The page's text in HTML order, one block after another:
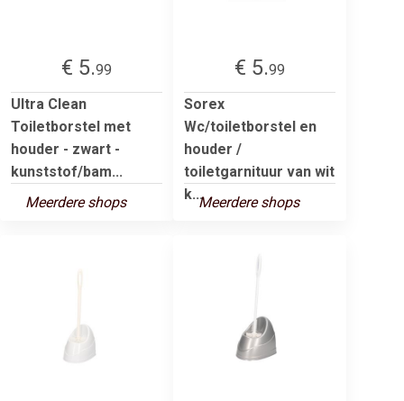
€ 5.99
Ultra Clean
Toiletborstel met
houder - zwart -
kunststof/bam...
Meerdere shops
€ 5.99
Sorex
Wc/toiletborstel en
houder /
toiletgarnituur van wit
k...Meerdere shops